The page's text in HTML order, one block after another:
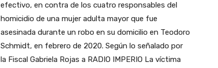
efectivo, en contra de los cuatro responsables del
homicidio de una mujer adulta mayor que fue
asesinada durante un robo en su domicilio en Teodoro
Schmidt, en febrero de 2020. Según lo señalado por
la Fiscal Gabriela Rojas a RADIO IMPERIO La víctima